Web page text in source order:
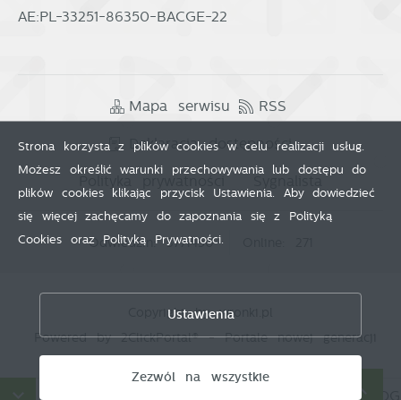
DANE O JAKOŚCI POWIETRZA
AE:PL-33251-86350-BACGE-22
Mapa serwisu RSS
Deklaracja dostępności
Polityka prywatności
Odwiedzin: 3771450
Copyright by wronki.pl
Powered by2ClickPortal®- Portale nowej generacji
Strona korzysta z plików cookies w celu realizacji usług.
Możesz określić warunki przechowywania lub dostępu do
plików cookies klikając przycisk Ustawienia. Aby dowiedzieć
się więcej zachęcamy do zapoznania się z Polityką
Cookies oraz Polityką Prywatności.
Ustawienia
Zezwól na wszystkie